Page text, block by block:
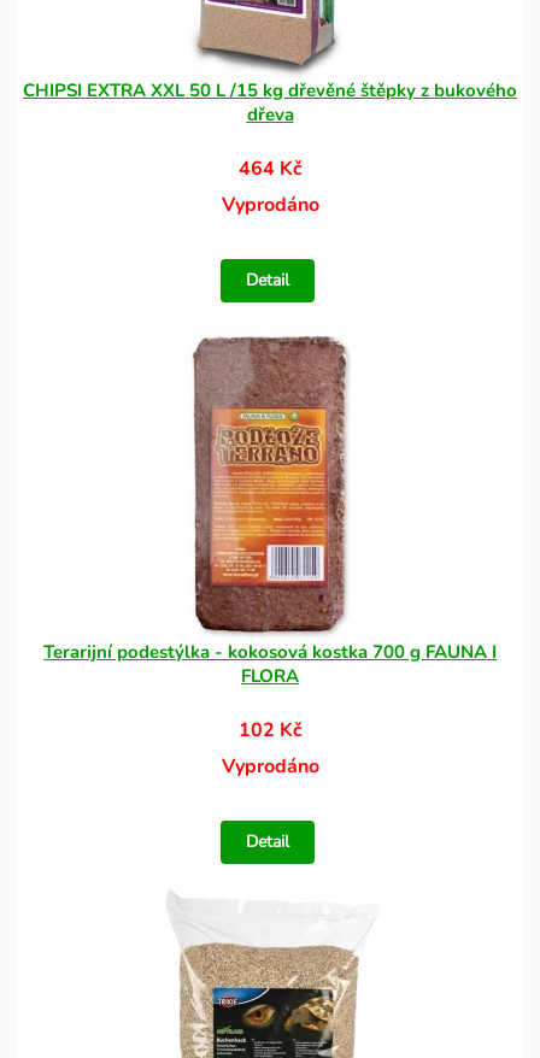
CHIPSI EXTRA XXL 50 L /15 kg dřevěné štěpky z bukového
dřeva
464 Kč
Vyprodáno
Detail
Terarijní podestýlka - kokosová kostka 700 g FAUNA I
FLORA
102 Kč
Vyprodáno
Detail